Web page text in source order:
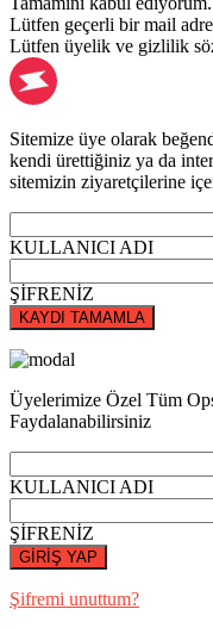
Lütfen geçerli bir mail
Lütfen üyelik ve gizlilik
Sitemize üye olarak
kendi ürettiğiniz ya da
sitemizin ziyaretçilerine
KULLANICI ADI
ŞİFRENİZ
KAYDI TAMAMLA
Üyelerimize Özel Tüm
Faydalanabilirsiniz
KULLANICI ADI
ŞİFRENİZ
GİRİŞ YAP
Şifremi unuttum?